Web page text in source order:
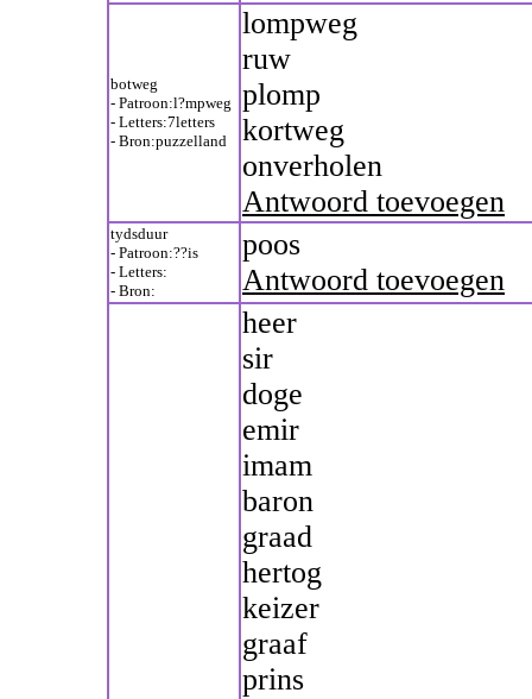
botweg
- Patroon:l?mpweg
- Letters:7letters
- Bron:puzzelland
lompweg
ruw
plomp
kortweg
onverholen
Antwoord toevoegen
tydsduur
- Patroon:??is
- Letters:
- Bron:
poos
Antwoord toevoegen
heer
sir
doge
emir
imam
baron
graad
hertog
keizer
graaf
prins